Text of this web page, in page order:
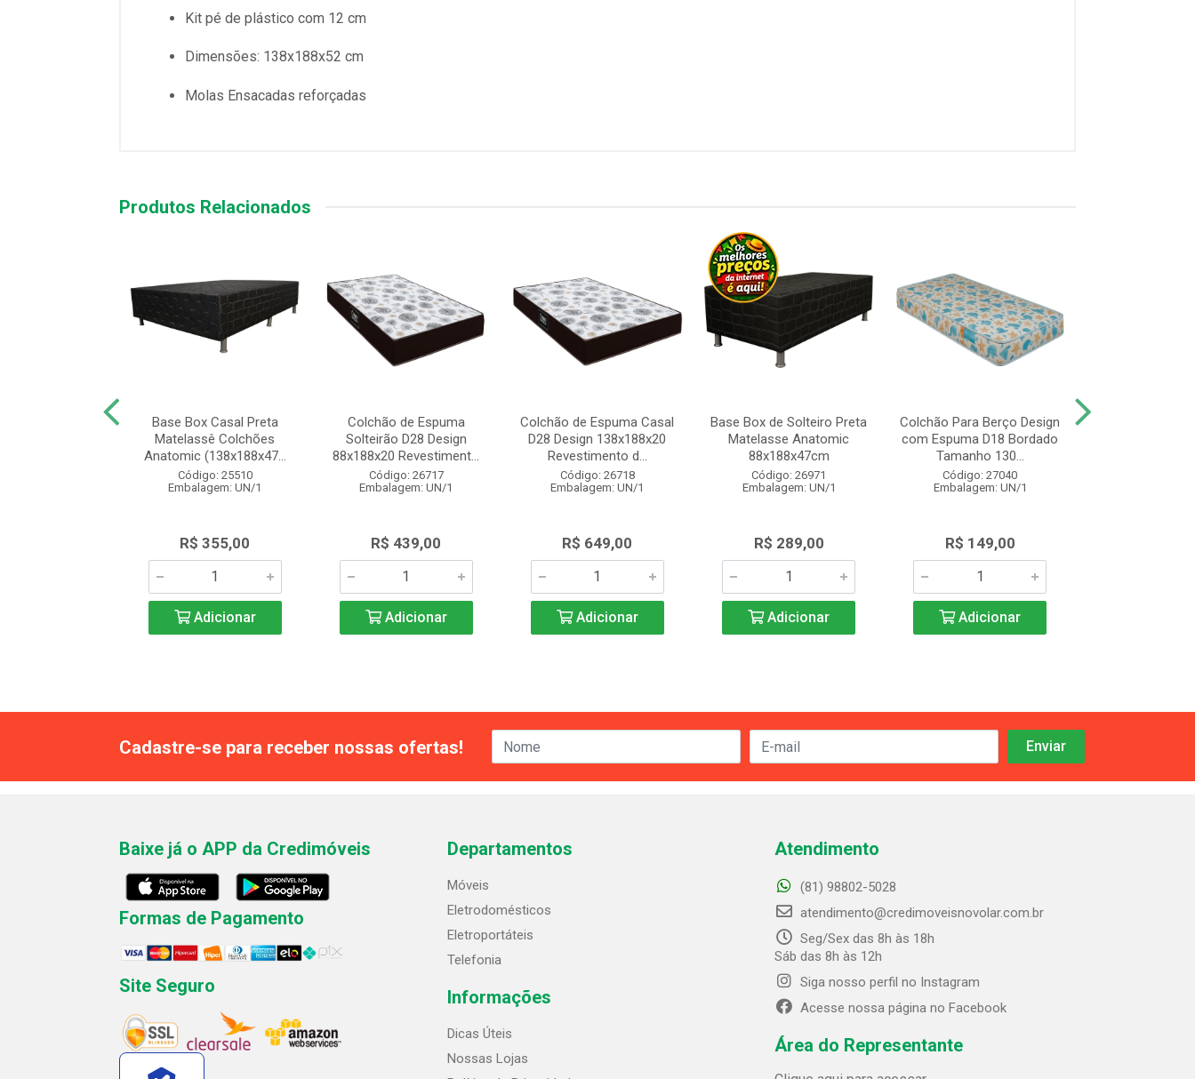
Kit pé de plástico com 12 cm
Dimensões: 138x188x52 cm
Molas Ensacadas reforçadas
Produtos Relacionados
Base Box Casal Preta
Matelassê Colchões
Anatomic (138x188x47...
Código: 25510
Embalagem: UN/1
R$ 355,00
Adicionar
Colchão de Espuma
Solteirão D28 Design
88x188x20 Revestiment...
Código: 26717
Embalagem: UN/1
R$ 439,00
Adicionar
Colchão de Espuma Casal
D28 Design 138x188x20
Revestimento d...
Código: 26718
Embalagem: UN/1
R$ 649,00
Adicionar
Base Box de Solteiro Preta
Matelasse Anatomic
88x188x47cm
Código: 26971
Embalagem: UN/1
R$ 289,00
Adicionar
Colchão Para Berço Design
com Espuma D18 Bordado
Tamanho 130...
Código: 27040
Embalagem: UN/1
R$ 149,00
Adicionar
Cadastre-se para receber nossas ofertas!
Baixe já o APP da Credimóveis
Formas de Pagamento
Site Seguro
Departamentos
Móveis
Eletrodomésticos
Eletroportáteis
Telefonia
Informações
Dicas Úteis
Nossas Lojas
Atendimento
(81) 98802-5028
atendimento@credimoveisnovolar.com.br
Seg/Sex das 8h às 18h
Sáb das 8h às 12h
Siga nosso perfil no Instagram
Acesse nossa página no Facebook
Área do Representante